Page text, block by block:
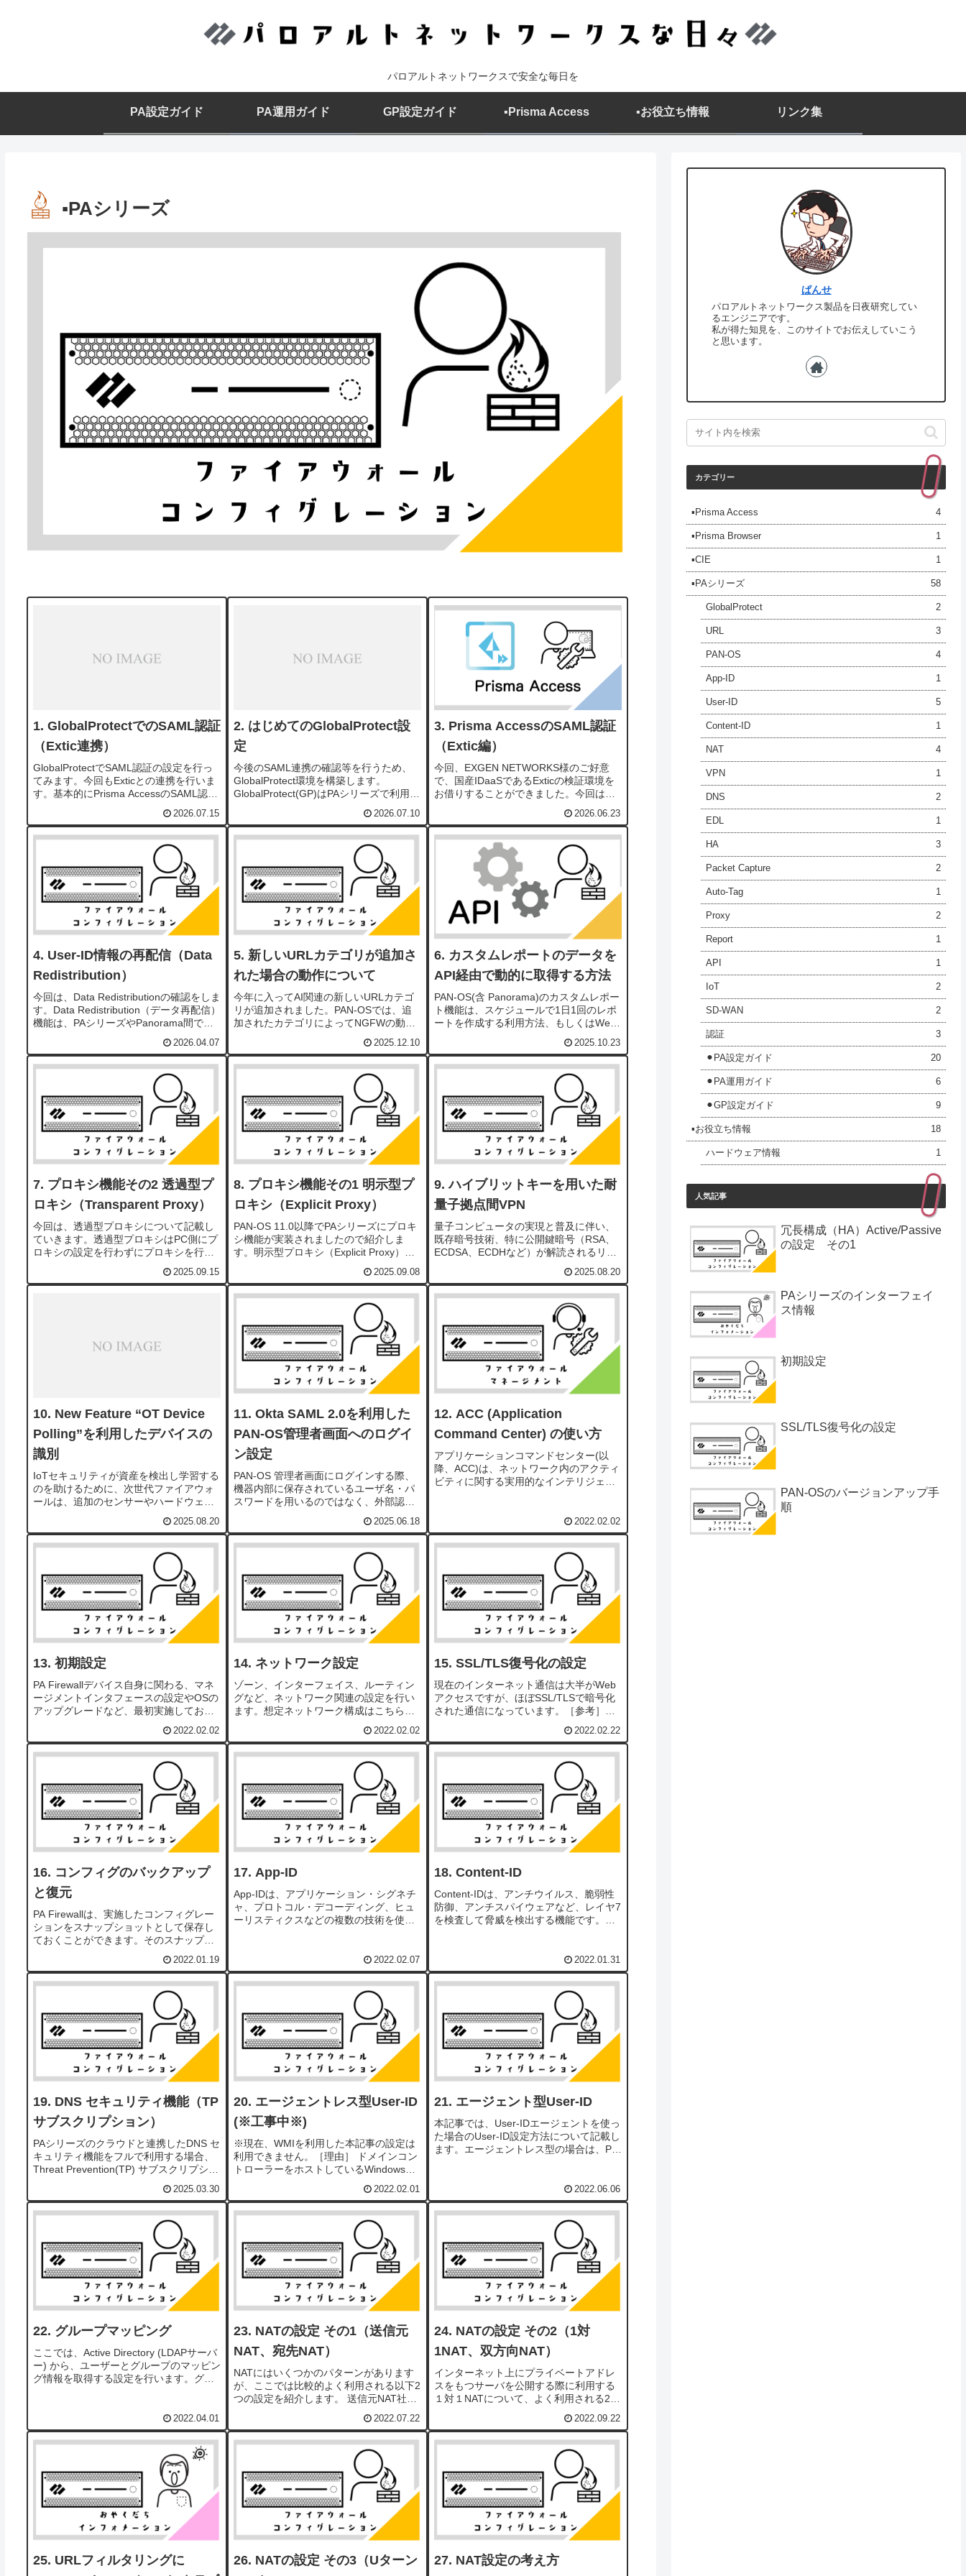
パロアルトネットワークスで安全な毎日を
PA設定ガイド PA運用ガイド GP設定ガイド ▪️Prisma Access ▪️お役立ち情報 リンク集
▪️PAシリーズ
GlobalProtectでのSAML認証
（Extic連携）
GlobalProtectでSAML認証の設定を行っ
てみます。今回もExticとの連携を行いま
す。基本的にPrisma AccessのSAML認証
めてのGlobalProtect設定で構築した構成
を...
2026.07.15
はじめてのGlobalProtect設
定
今後のSAML連携の確認等を行うため、
GlobalProtect環境を構築します。
GlobalProtect(GP)はPAシリーズで利用可
のセットアップ方法については紹介して
いますが、認...
2026.07.10
Prisma AccessのSAML認証
（Extic編）
今回、EXGEN NETWORKS様のご好意
で、国産IDaaSであるExticの検証環境を
お借りすることができました。今回は、
時のSAML認証を行います。extic 側の設
定まずはExticに...
2026.06.23
User-ID情報の再配信（Data
Redistribution）
今回は、Data Redistributionの確認をしま
す。Data Redistribution（データ再配信）
機能は、PAシリーズやPanorama間で
この機能を利用することで、VPN接続...
2026.04.07
新しいURLカテゴリが追加さ
れた場合の動作について
今年に入ってAI関連の新しいURLカテゴ
リが追加されました。PAN-OSでは、追
加されたカテゴリによってNGFWの動作
ァイル(default)を除き、新しいカテゴリ
は「allow（ログ取得なし）」で追加さ...
2025.12.10
カスタムレポートのデータを
API経由で動的に取得する方法
PAN-OS(含 Panorama)のカスタムレポー
ト機能は、スケジュールで1日1回のレポ
ートを作成する利用方法、もしくはWeb-
タンからオンデマンドで作成する利用方
法があります。1時間毎にカス...
2025.10.23
プロキシ機能その2 透過型プ
ロキシ（Transparent Proxy）
今回は、透過型プロキシについて記載し
ていきます。透過型プロキシはPC側にプ
ロキシの設定を行わずにプロキシを行う
ずに、WEBセキュリティを実行できるた
2025.09.15
プロキシ機能その1 明示型プ
ロキシ（Explicit Proxy）
PAN-OS 11.0以降でPAシリーズにプロキ
シ機能が実装されましたので紹介しま
す。明示型プロキシ（Explicit Proxy）と
ちらも利用可能です。今回は明示型プロ
キシの設定方法に...
2025.09.08
ハイブリットキーを用いた耐
量子拠点間VPN
量子コンピュータの実現と普及に伴い、
既存暗号技術、特に公開鍵暗号（RSA、
ECDSA、ECDHなど）が解読されるリス
に存在し、先に暗号化されたデータを収
集し、将来量子コンピュータが実用化さ
2025.08.20
New Feature “OT Device
Polling”を利用したデバイスの
識別
IoTセキュリティが資産を検出し学習する
のを助けるために、次世代ファイアウォ
ールは、追加のセンサーやハードウェア
用してデバイスをポーリングできます。
ネットワークの展開によっては、IoTセキ
2025.08.20
Okta SAML 2.0を利用した
PAN-OS管理者画面へのログイ
ン設定
PAN-OS 管理者画面にログインする際、
機器内部に保存されているユーザ名・パ
スワードを用いるのではなく、外部認証
Oktaを外部認証サーバとして、SAML 2.0
を用いたシングルサインオンの設定方法
2025.06.18
ACC (Application
Command Center) の使い方
アプリケーションコマンドセンター(以
降、ACC)は、ネットワーク内のアクティ
ビティに関する実用的なインテリジェン
トワーク上のトラフィックの傾向をグラ
フィカルに表現し...
2022.02.02
初期設定
PA Firewallデバイス自身に関わる、マネ
ージメントインタフェースの設定やOSの
アップグレードなど、最初実施しておく
こちらを参照ください。マネージメント
IPの設定マネージメントインターフェイ
2022.02.02
ネットワーク設定
ゾーン、インターフェイス、ルーティン
グなど、ネットワーク関連の設定を行い
ます。想定ネットワーク構成はこちらを
物理または仮想インターフェイスをグル
ープとして扱うための設定です。ゾーン
によって、異なるゾーン間...
2022.02.02
SSL/TLS復号化の設定
現在のインターネット通信は大半がWeb
アクセスですが、ほぼSSL/TLSで暗号化
された通信になっています。［参考］
HTTPS 暗号化SSL/TLSによって暗号化さ
れた通信は、Firewallで脅威...
2022.02.22
コンフィグのバックアップ
と復元
PA Firewallは、実施したコンフィグレー
ションをスナップショットとして保存し
ておくことができます。そのスナップシ
したコンフィグレーションまで戻ること
ができます。スナップショットの保存こ
2022.01.19
App-ID
App-IDは、アプリケーション・シグネチ
ャ、プロトコル・デコーディング、ヒュ
ーリスティクスなどの複数の技術を使っ
定して、その動作を確認します。［事前
準備］HTTP...
2022.02.07
Content-ID
Content-IDは、アンチウイルス、脆弱性
防御、アンチスパイウェアなど、レイヤ7
を検査して脅威を検出する機能です。以
を確認します。アンチウイルスウイルス
をブロックす...
2022.01.31
DNS セキュリティ機能（TP
サブスクリプション）
PAシリーズのクラウドと連携したDNS セ
キュリティ機能をフルで利用する場合、
Threat Prevention(TP) サブスクリプショ
ンの2つのサブスクリプションが必要にな
ります。Advanced...
2025.03.30
エージェントレス型User-ID
(※工事中※)
※現在、WMIを利用した本記事の設定は
利用できません。［理由］ ドメインコン
トローラーをホストしているWindowsサ
Microsoftのセキュリティパッチをインス
トールすると、ドメインコントロ...
2022.02.01
エージェント型User-ID
本記事では、User-IDエージェントを使っ
た場合のUser-ID設定方法について記載し
ます。エージェントレス型の場合は、PA
2022.06.06
グループマッピング
ここでは、Active Directory (LDAPサーバ
ー) から、ユーザーとグループのマッピン
グ情報を取得する設定を行います。グル
場合に必要となる機能です。勘違い...
2022.04.01
NATの設定 その1（送信元
NAT、宛先NAT）
NATにはいくつかのパターンがあります
が、ここでは比較的よく利用される以下2
つの設定を紹介します。 送信元NAT社内
続する際によく使う設定です。 宛先NAT
インターネット上の端末が、社内のサー
2022.07.22
NATの設定 その2（1対
1NAT、双方向NAT）
インターネット上にプライベートアドレ
スをもつサーバを公開する際に利用する
１対１NATについて、よく利用される2つ
元NATポリシーと宛先NATポリシーを個
別に設定する方法です。Bidirectional...
2022.09.22
URLフィルタリングに
NATの設定 その3（Uターン
NAT設定の考え方
ぱんせ
パロアルトネットワークス製品を日夜研究してい
るエンジニアです。
私が得た知見を、このサイトでお伝えしていこう
と思います。
カテゴリー
▪️Prisma Access 4
▪️Prisma Browser 1
▪️CIE 1
▪️PAシリーズ 58
GlobalProtect 2
URL 3
PAN-OS 4
App-ID 1
User-ID 5
Content-ID 1
NAT 4
VPN 1
DNS 2
EDL 1
HA 3
Packet Capture 2
Auto-Tag 1
Proxy 2
Report 1
API 1
IoT 2
SD-WAN 2
認証 3
⚫︎PA設定ガイド 20
⚫︎PA運用ガイド 6
⚫︎GP設定ガイド 9
▪️お役立ち情報 18
ハードウェア情報 1
人気記事
冗長構成（HA）Active/Passive
の設定 その1
PAシリーズのインターフェイ
ス情報
初期設定
SSL/TLS復号化の設定
PAN-OSのバージョンアップ手
順